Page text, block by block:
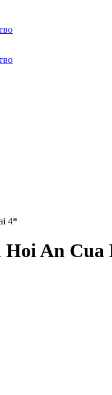
4*
An Cua